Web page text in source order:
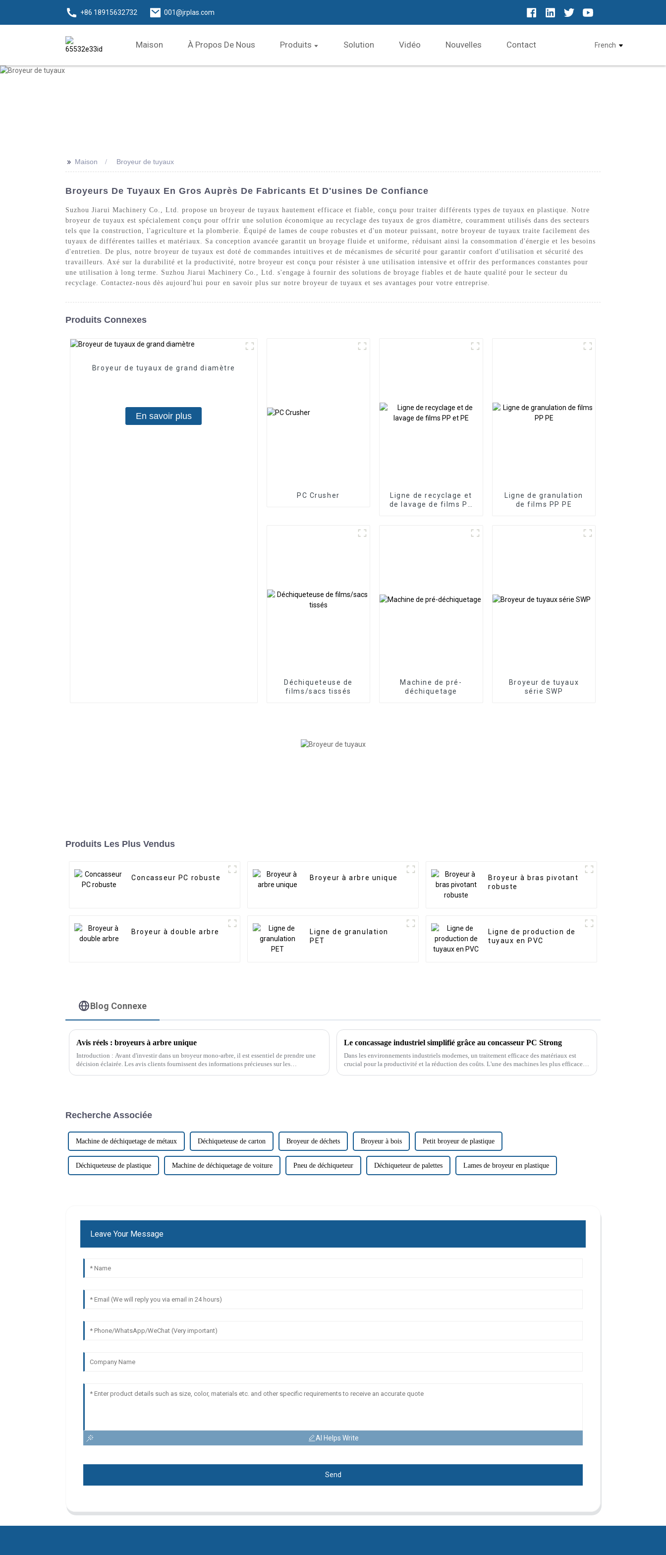
+86 18915632732 001@jrplas.com
Maison À Propos De Nous Produits Solution Vidéo Nouvelles Contact French
>> Maison Broyeur de tuyaux
Broyeurs De Tuyaux En Gros Auprès De Fabricants Et D'usines De Confiance
Suzhou Jiarui Machinery Co., Ltd. propose un broyeur de tuyaux hautement efficace et fiable, conçu pour traiter différents types de tuyaux en plastique. Notre
broyeur de tuyaux est spécialement conçu pour offrir une solution économique au recyclage des tuyaux de gros diamètre, couramment utilisés dans des secteurs
tels que la construction, l'agriculture et la plomberie. Équipé de lames de coupe robustes et d'un moteur puissant, notre broyeur de tuyaux traite facilement des
tuyaux de différentes tailles et matériaux. Sa conception avancée garantit un broyage fluide et uniforme, réduisant ainsi la consommation d'énergie et les besoins
d'entretien. De plus, notre broyeur de tuyaux est doté de commandes intuitives et de mécanismes de sécurité pour garantir confort d'utilisation et sécurité des
travailleurs. Axé sur la durabilité et la productivité, notre broyeur est conçu pour résister à une utilisation intensive et offrir des performances constantes pour
une utilisation à long terme. Suzhou Jiarui Machinery Co., Ltd. s'engage à fournir des solutions de broyage fiables et de haute qualité pour le secteur du
recyclage. Contactez-nous dès aujourd'hui pour en savoir plus sur notre broyeur de tuyaux et ses avantages pour votre entreprise.
Produits Connexes
Broyeur de tuyaux de grand diamètre
En savoir plus
PC Crusher
Ligne de recyclage et
de lavage de films PP
Ligne de granulation
de films PP PE
Déchiqueteuse de
films/sacs tissés
Machine de pré-
déchiquetage
Broyeur de tuyaux
série SWP
Produits Les Plus Vendus
Concasseur PC robuste Broyeur à arbre unique
Broyeur à bras pivotant
robuste
Broyeur à double arbre
Ligne de granulation
PET
Ligne de production de
tuyaux en PVC
Blog Connexe
Avis réels : broyeurs à arbre unique
Introduction : Avant d'investir dans un broyeur mono-arbre, il est essentiel de prendre une
décision éclairée. Les avis clients fournissent des informations précieuses sur les
Le concassage industriel simplifié grâce au concasseur PC Strong
Dans les environnements industriels modernes, un traitement efficace des matériaux est
crucial pour la productivité et la réduction des coûts. L'une des machines les plus efficaces
Recherche Associée
Machine de déchiquetage de métaux Déchiqueteuse de carton Broyeur de déchets Broyeur à bois Petit broyeur de plastique
Déchiqueteuse de plastique Machine de déchiquetage de voiture Pneu de déchiqueteur Déchiqueteur de palettes Lames de broyeur en plastique
Leave Your Message
AI Helps Write
Send